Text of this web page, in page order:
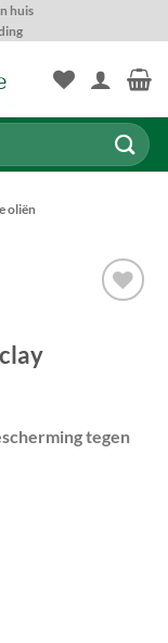
huis
oliën
tegen